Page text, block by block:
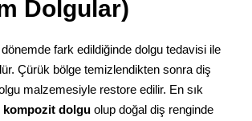
Dolgular)
fark edildiğinde dolgu tedavisi ile
Çürük bölge temizlendikten sonra diş
malzemesiyle restore edilir. En sık
kompozit dolguolup doğal diş renginde